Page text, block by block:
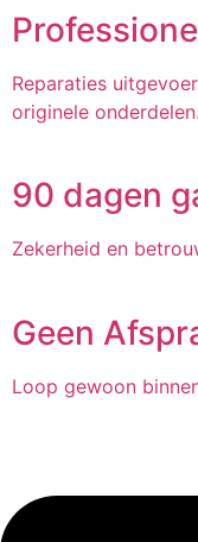
Reparaties
originele onderdelen.
90 dagen
Zekerheid en
Geen
Loop gewoon